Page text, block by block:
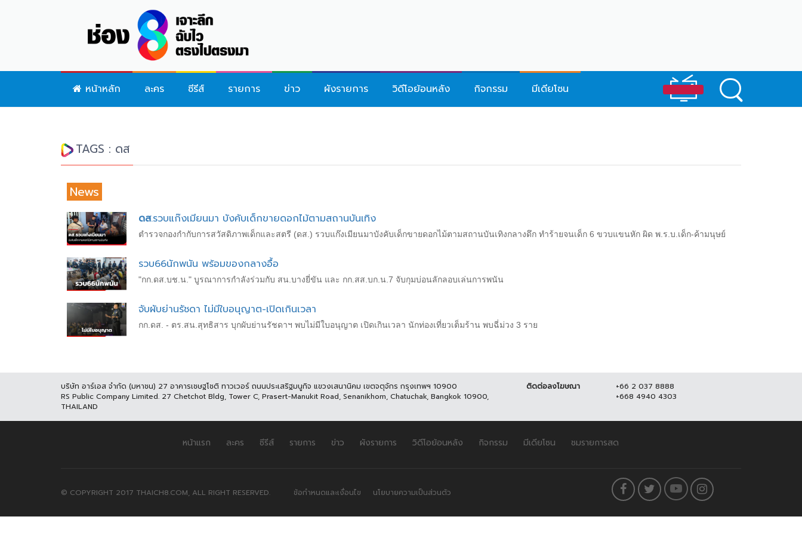
หน้าหลัก ละคร ซีรีส์ รายการ ข่าว ผังรายการ วิดีโอย้อนหลัง กิจกรรม มีเดียโซน
TAGS : ดส
News
ดส.รวบแก๊งเมียนมา บังคับเด็กขายดอกไม้ตามสถานบันเทิง
ตำรวจกองกำกับการสวัสดิภาพเด็กและสตรี (ดส.) รวบแก๊งเมียนมาบังคับเด็กขายดอกไม้ตามสถานบันเทิงกลางดึก ทำร้ายจนเด็ก 6 ขวบแขนหัก ผิด พ.ร.บ.เด็ก-ค้ามนุษย์
รวบ66นักพนัน พร้อมของกลางอื้อ
"กก.ดส.บช.น." บูรณาการกำลังร่วมกับ สน.บางยี่ขัน และ กก.สส.บก.น.7 จับกุมบ่อนลักลอบเล่นการพนัน
จับผับย่านรัชดา ไม่มีใบอนุญาต-เปิดเกินเวลา
กก.ดส. - ตร.สน.สุทธิสาร บุกผับย่านรัชดาฯ พบไม่มีใบอนุญาต เปิดเกินเวลา นักท่องเที่ยวเต็มร้าน พบฉี่ม่วง 3 ราย
บริษัท อาร์เอส จำกัด (มหาชน) 27 อาคารเชษฐโชติ ทาวเวอร์ ถนนประเสริฐมนูกิจ แขวงเสนานิคม เขตจตุจักร กรุงเทพฯ 10900
RS Public Company Limited. 27 Chetchot Bldg, Tower C, Prasert-Manukit Road, Senanikhom, Chatuchak, Bangkok 10900,
THAILAND
ติดต่อลงโฆษณา
+66 2 037 8888
+668 4940 4303
หน้าแรก ละคร ซีรีส์ รายการ ข่าว ผังรายการ วิดีโอย้อนหลัง กิจกรรม มีเดียโซน ชมรายการสด
© COPYRIGHT 2017 THAICH8.COM, ALL RIGHT RESERVED. ข้อกำหนดและเงื่อนไข นโยบายความเป็นส่วนตัว